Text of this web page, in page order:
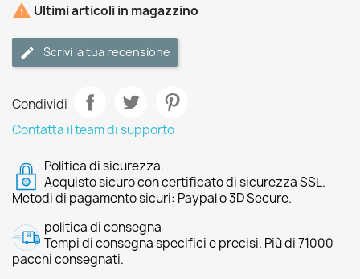
 Ultimi articoli in magazzino
Scrivi la tua recensione
Condividi
Contatta il team di supporto
Politica di sicurezza.
Acquisto sicuro con certificato di sicurezza SSL.
Metodi di pagamento sicuri: Paypal o 3D Secure.
politica di consegna
Tempi di consegna specifici e precisi. Più di 71000
pacchi consegnati.